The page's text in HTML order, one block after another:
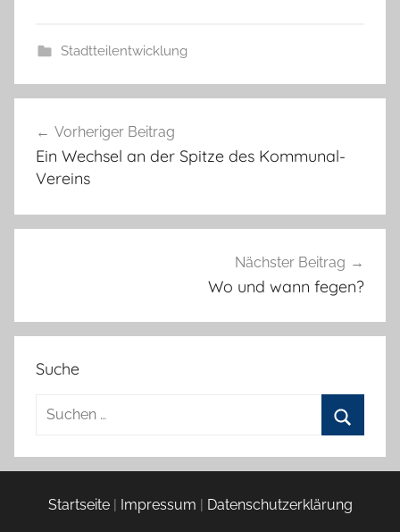
Stadtteilentwicklung
Vorheriger Beitrag
Ein Wechsel an der Spitze des Kommunal-
Vereins
Nächster Beitrag
Wo und wann fegen?
Suche
Suchen
Startseite| Impressum Datenschutzerklärung